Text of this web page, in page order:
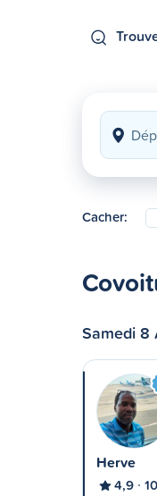
Cacher:
Samedi 8
Herve
4,9